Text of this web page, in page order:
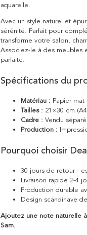
aquarelle.
Avec un style naturel et
sérénité. Parfait pour
transforme votre salon,
Associez-le à des meubles
parfaite.
Spécifications du
Matériau : Papier mat
Tailles : 21×30 cm
Cadre : Vendu
Production :
Pourquoi choisir
30 jours de retour -
Livraison rapide 2-4
Production durable
Design scandinave
Ajoutez une note naturelle
Sam.